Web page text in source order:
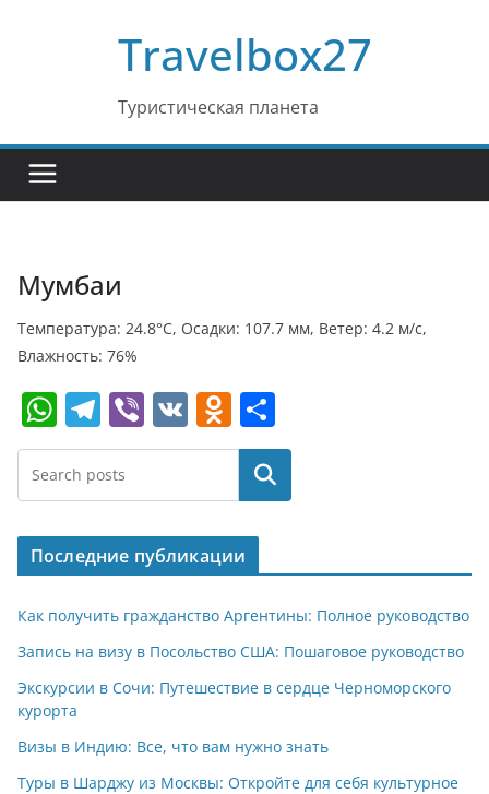
Travelbox27
Туристическая планета
Мумбаи
Температура: 24.8°C, Осадки: 107.7 мм, Ветер: 4.2 м/с,
Влажность: 76%
W
h
at
s
A
p
p
T
el
e
gr
a
m
Vi
b
V
K
O
d
o
kl
a
ss
ni
ki
т
п
р
в
и
т
ь
Поиск
Последние публикации
Как получить гражданство Аргентины: Полное руководство
Запись на визу в Посольство США: Пошаговое руководство
Экскурсии в Сочи: Путешествие в сердце Черноморского
курорта
Визы в Индию: Все, что вам нужно знать
Туры в Шарджу из Москвы: Откройте для себя культурное